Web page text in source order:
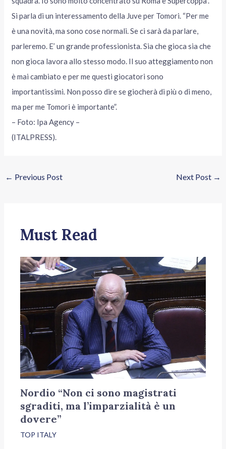
Si parla di un interessamento della Juve per Tomori. “Per me
è una novità, ma sono cose normali. Se ci sarà da parlare,
parleremo. E’ un grande professionista. Sia che gioca sia che
non gioca lavora allo stesso modo. Il suo atteggiamento non
è mai cambiato e per me questi giocatori sono
importantissimi. Non posso dire se giocherà di più o di meno,
ma per me Tomori è importante”.
– Foto: Ipa Agency –
(ITALPRESS).
← Previous Post Next Post →
Must Read
Nordio “Non ci sono magistrati
sgraditi, ma l’imparzialità è un
dovere”
TOP ITALY